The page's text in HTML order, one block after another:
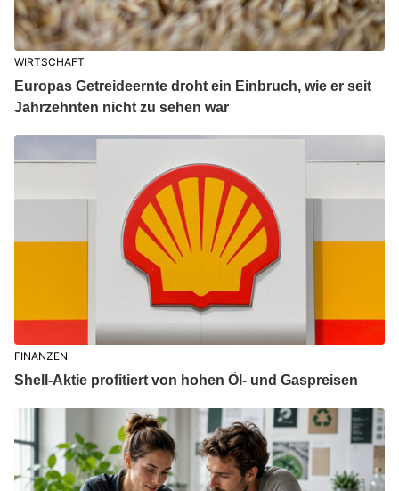
WIRTSCHAFT
Europas Getreideernte droht ein Einbruch, wie er seit
Jahrzehnten nicht zu sehen war
FINANZEN
Shell-Aktie profitiert von hohen Öl- und Gaspreisen